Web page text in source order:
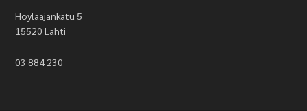
Höylääjänkatu 5
15520 Lahti
03 884 230